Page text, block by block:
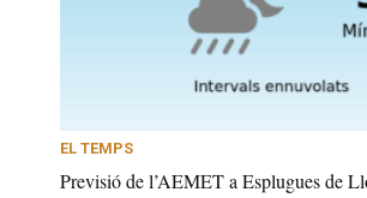
EL TEMPS
Previsió de l’AEMET a Esplugues de